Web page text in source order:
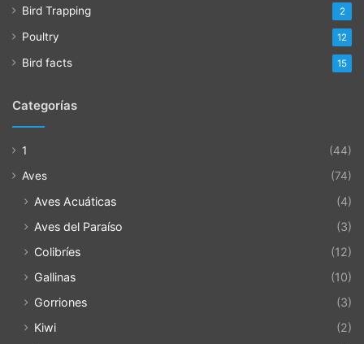
Bird Trapping 2
Poultry 12
Bird facts 15
Categorías
1
(44)
Aves
(74)
Aves Acuáticas
(4)
Aves del Paraíso
(3)
Colibríes
(12)
Gallinas
(10)
Gorriones
(3)
Kiwi
(2)